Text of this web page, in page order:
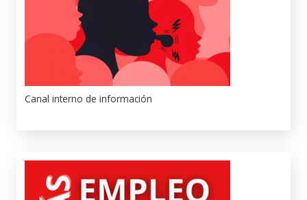
Canal interno de información